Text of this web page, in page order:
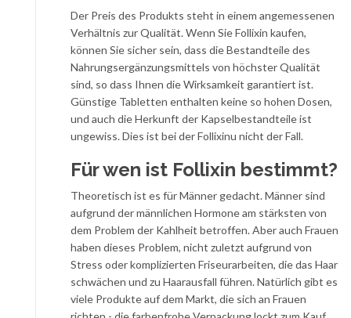
Der Preis des Produkts steht in einem angemessenen
Verhältnis zur Qualität. Wenn Sie Follixin kaufen,
können Sie sicher sein, dass die Bestandteile des
Nahrungsergänzungsmittels von höchster Qualität
sind, so dass Ihnen die Wirksamkeit garantiert ist.
Günstige Tabletten enthalten keine so hohen Dosen,
und auch die Herkunft der Kapselbestandteile ist
ungewiss. Dies ist bei der Follixinu nicht der Fall.
Für wen ist Follixin bestimmt?
Theoretisch ist es für Männer gedacht. Männer sind
aufgrund der männlichen Hormone am stärksten von
dem Problem der Kahlheit betroffen. Aber auch Frauen
haben dieses Problem, nicht zuletzt aufgrund von
Stress oder komplizierten Friseurarbeiten, die das Haar
schwächen und zu Haarausfall führen. Natürlich gibt es
viele Produkte auf dem Markt, die sich an Frauen